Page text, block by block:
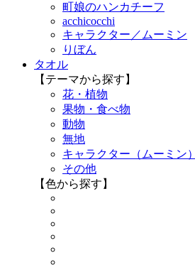
町娘のハンカチーフ
acchicocchi
キャラクター／ムーミン
りぼん
タオル
【テーマから探す】
花・植物
果物・食べ物
動物
無地
キャラクター（ムーミン）
その他
【色から探す】